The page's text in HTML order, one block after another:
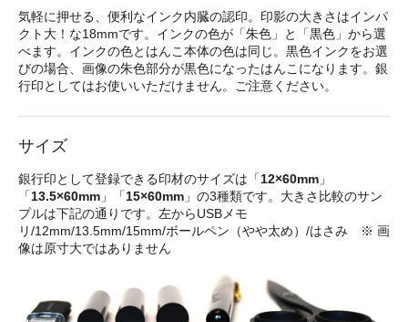
気軽に押せる、便利なインク内臓の認印。印影の大きさはインパ
クト大！な18mmです。インクの色が「朱色」と「黒色」から選
べます。インクの色とはんこ本体の色は同じ。黒色インクをお選
びの場合、画像の朱色部分が黒色になったはんこになります。銀
行印としてはお使いいただけません。ご注意ください。
サイズ
銀行印として登録できる印材のサイズは「12×60mm 」
「13.5×60mm 」「15×60mm 」の3種類です。大きさ比較のサン
プルは下記の通りです。左からUSBメモ
リ/12mm/13.5mm/15mm/ボールペン（やや太め）/はさみ ※ 画
像は原寸大ではありません